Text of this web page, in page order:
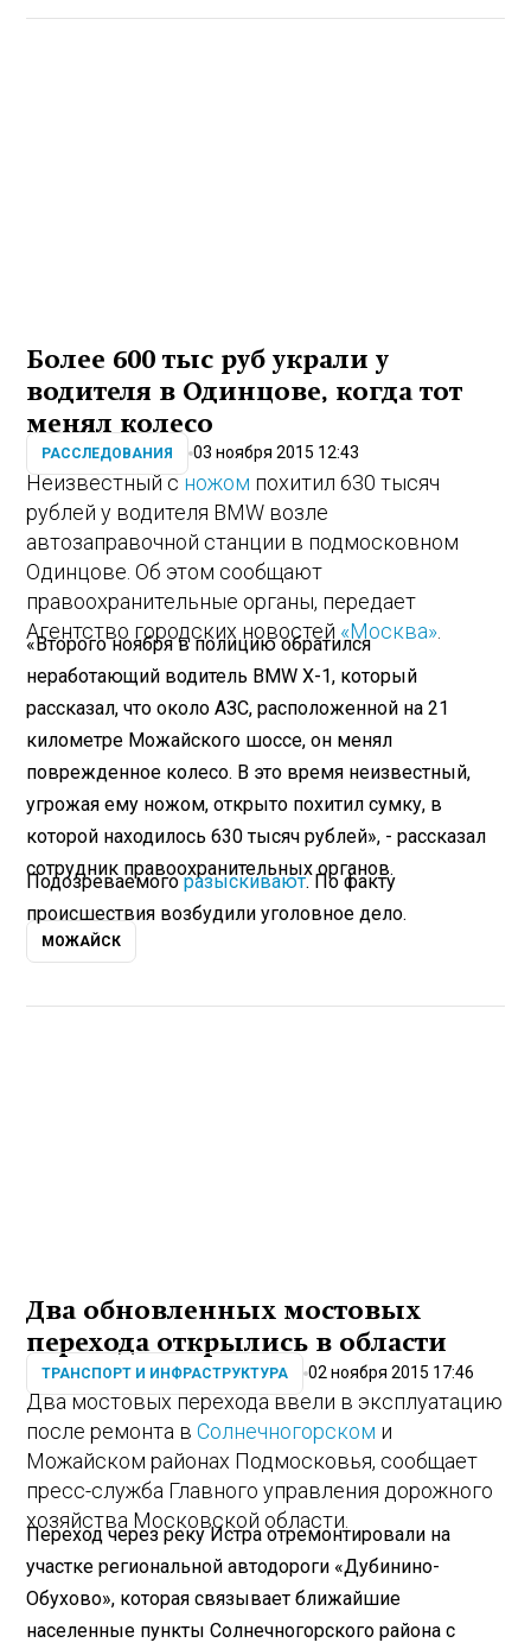
Более 600 тыс руб украли у
водителя в Одинцове, когда тот
менял колесо
РАССЛЕДОВАНИЯ 03 ноября 2015 12:43
Неизвестный сножом похитил 630 тысяч
рублей у водителя BMW‎ возле
автозаправочной станции в подмосковном
Одинцове. Об этом сообщают
правоохранительные органы, передает
Агентство городских новостей «Москва»
«Второго ноября в полицию обратился
неработающий водитель BMW‎ Х-1, который
рассказал, что около АЗС, расположенной на 21
километре Можайского шоссе, он менял
поврежденное колесо. В это время неизвестный,
угрожая ему ножом, открыто похитил сумку, в
которой находилось 630 тысяч рублей», - рассказал
сотрудник правоохранительных органов.
Подозреваемогоразыскивают. По факту
происшествия возбудили уголовное дело.
МОЖАЙСК
Два обновленных мостовых
перехода открылись в области
ТРАНСПОРТ И ИНФРАСТРУКТУРА 02 ноября 2015 17:46
Два мостовых перехода ввели в эксплуатацию
после ремонта вСолнечногорском и
Можайском районах Подмосковья, сообщает
пресс-служба Главного управления дорожного
хозяйства Московской области.
Переход через реку Истра отремонтировали на
участке региональной автодороги «Дубинино-
Обухово», которая связывает ближайшие
населенные пункты Солнечногорского района с